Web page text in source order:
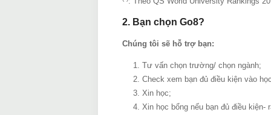
2. Bạn chọn Go8?
Chúng tôi sẽ hỗ trợ bạn:
Tư vấn chọn trường/ chọn ngành;
Check xem bạn đủ điều kiện vào
Xin học;
Xin học bổng nếu bạn đủ điều kiện-